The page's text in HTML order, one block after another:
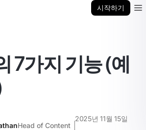
시작하기
7가지 기능 (예
Head of Content
2025년 11월 15일